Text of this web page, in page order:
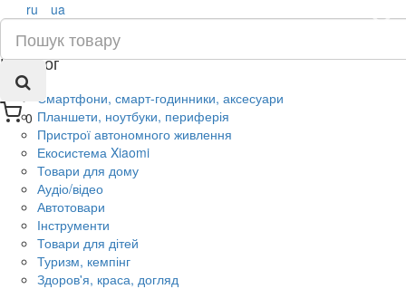
0
×
ru ua
Каталог
Смартфони, смарт-годинники, аксесуари
Планшети, ноутбуки, периферія
Пристрої автономного живлення
Екосистема Xiaomi
Товари для дому
Аудіо/відео
Автотовари
Інструменти
Товари для дітей
Туризм, кемпінг
Здоров'я, краса, догляд